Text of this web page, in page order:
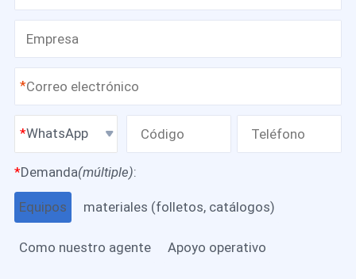
*
WhatsApp
*Demanda(múltiple):
Equipos materiales (folletos, catálogos)
Como nuestro agente Apoyo operativo